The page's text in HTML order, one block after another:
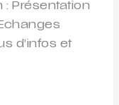
: Présentation
d’infos et